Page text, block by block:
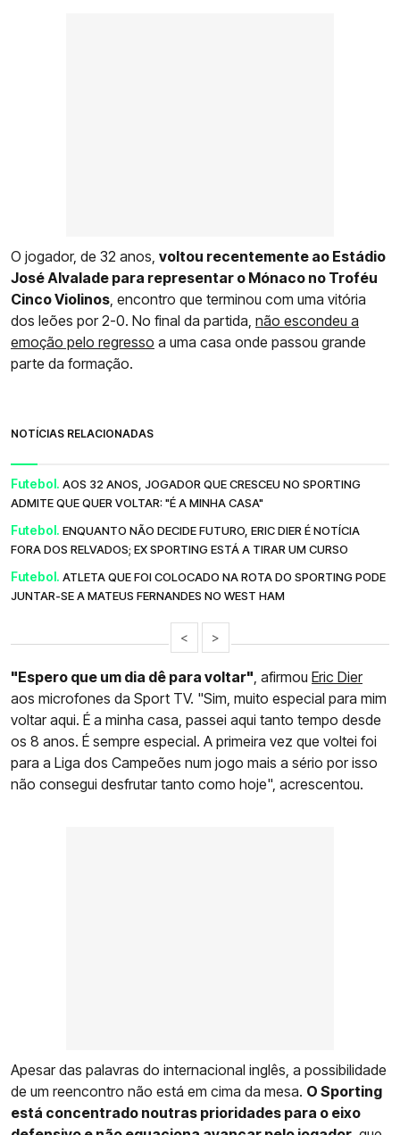
O jogador, de 32 anos, voltou recentemente ao Estádio
José Alvalade para representar o Mónaco no Troféu
Cinco Violinos , encontro que terminou com uma vitória
dos leões por 2-0. No final da partida, não escondeu a
emoção pelo regresso a uma casa onde passou grande
parte da formação.
NOTÍCIAS RELACIONADAS
Futebol. AOS 32 ANOS, JOGADOR QUE CRESCEU NO SPORTING
ADMITE QUE QUER VOLTAR: "É A MINHA CASA"
Futebol. ENQUANTO NÃO DECIDE FUTURO, ERIC DIER É NOTÍCIA
FORA DOS RELVADOS; EX SPORTING ESTÁ A TIRAR UM CURSO
Futebol. ATLETA QUE FOI COLOCADO NA ROTA DO SPORTING PODE
JUNTAR-SE A MATEUS FERNANDES NO WEST HAM
< >
"Espero que um dia dê para voltar" , afirmou Eric Dier
aos microfones da Sport TV. "Sim, muito especial para mim
voltar aqui. É a minha casa, passei aqui tanto tempo desde
os 8 anos. É sempre especial. A primeira vez que voltei foi
para a Liga dos Campeões num jogo mais a sério por isso
não consegui desfrutar tanto como hoje", acrescentou.
Apesar das palavras do internacional inglês, a possibilidade
de um reencontro não está em cima da mesa. O Sporting
está concentrado noutras prioridades para o eixo